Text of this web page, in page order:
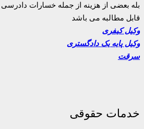
بله بعضی از هزینه از جمله خسارات
قابل مطالبه می باشد
وکیل کیفری
وکیل پایه یک دادگستری
سرقت
خدمات حقوقی